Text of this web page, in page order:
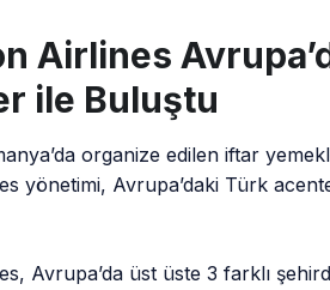
Airlines
ile Buluştu
organize edilen iftar
yönetimi, Avrupa’daki Türk
Avrupa’da üst üste 3 farklı